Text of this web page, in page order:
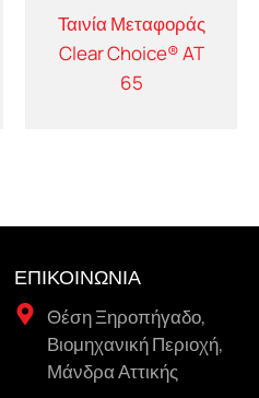
Ταινία Μεταφοράς
Clear Choice® AT
65
ΕΠΙΚΟΙΝΩΝΙΑ
Θέση Ξηροπήγαδο,
Βιομηχανική Περιοχή,
Μάνδρα Αττικής